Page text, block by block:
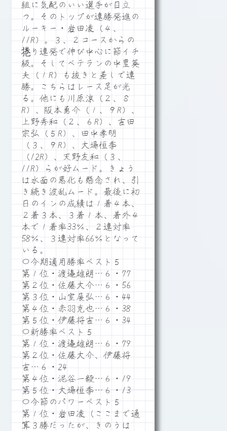
組に気配のいい選手が目立
つ。そのトップが連勝発進の
ルーキー・岩田凌（４、
11R）。３、２コースからの
捲り連発で伸び中心に節イチ
級。そしてベテランの中里英
夫（１R）も抜きと差しで連
勝。こちらはレース足が光
る。他にも川原涼（２、８
R）、阪本勇介（１、９R）、
上野秀和（２、６R）、吉田
宗弘（５R）、田中孝明
（３、９R）、大場恒季
（12R）、天野友和（３、
11R）らが好ムード。きょう
は水面の悪化も懸念され、引
き続き波乱ムード。最後に初
日のインの成績は１着４本、
２着３本、３着１本、着外４
本で１着率33％、２連対率
58％、３連対率66％となって
いる。
〇今期適用勝率ベスト５
第１位・渡邉雄朗…６・77
第２位・佐藤大介…６・56
第３位・山室展弘…６・44
第４位・赤羽克也…６・38
第５位・伊藤将吉…６・34
〇新勝率ベスト５
第１位・渡邉雄朗…６・79
第２位・佐藤大介、伊藤将
吉…６・24
第４位・泥谷一毅…６・19
第５位・大場恒季…６・13
〇今節のパワーベスト５
第１位・岩田凌（ここまで通
算３勝だったが、きのうは